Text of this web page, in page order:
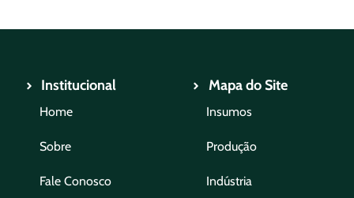
Institucional
Home
Sobre
Fale Conosco
Mapa do Site
Insumos
Produção
Indústria